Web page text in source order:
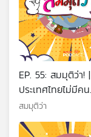
EP. 55: สมมุติว่า! |
ประเทศไทยไม่มีคน
"เฮงซวย" !!
สมมุติว่า